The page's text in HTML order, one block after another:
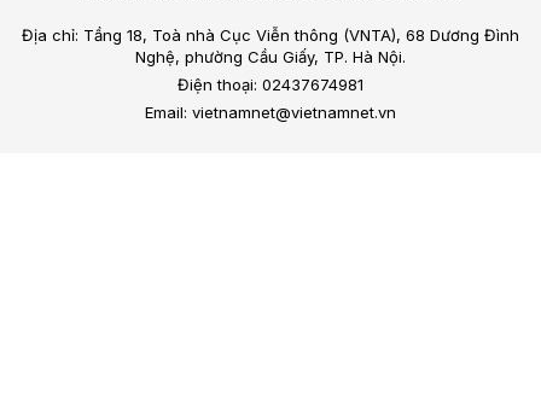
Địa chỉ: Tầng 18, Toà nhà Cục Viễn thông (VNTA), 68 Dương Đình
Nghệ, phường Cầu Giấy, TP. Hà Nội.
Điện thoại: 02437674981
Email: vietnamnet@vietnamnet.vn